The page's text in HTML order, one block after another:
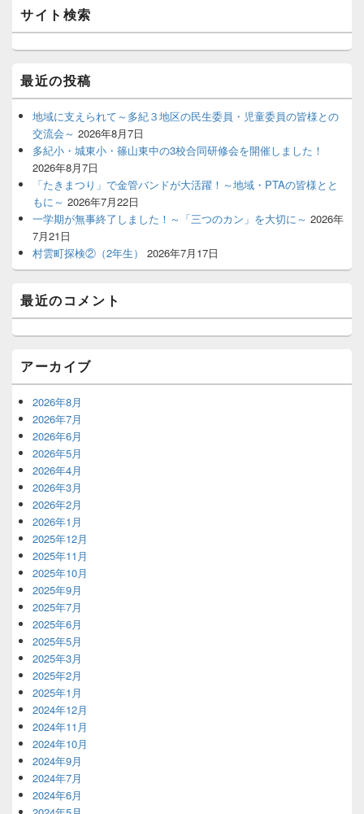
ン
ウ
ィ
ェ
ッ
ト
ア
サイト検索
最近の投稿
地域に支えられて～多紀３地区の民生委員・児童委員の皆様との
交流会～ 2026年8月7日
多紀小・城東小・篠山東中の3校合同研修会を開催しました！
2026年8月7日
「たきまつり」で金管バンドが大活躍！～地域・PTAの皆様とと
もに～ 2026年7月22日
一学期が無事終了しました！～「三つのカン」を大切に～ 2026年
7月21日
村雲町探検②（2年生）
2026年7月17日
最近のコメント
アーカイブ
2026年8月
2026年7月
2026年6月
2026年5月
2026年4月
2026年3月
2026年2月
2026年1月
2025年12月
2025年11月
2025年10月
2025年9月
2025年7月
2025年6月
2025年5月
2025年3月
2025年2月
2025年1月
2024年12月
2024年11月
2024年10月
2024年9月
2024年7月
2024年6月